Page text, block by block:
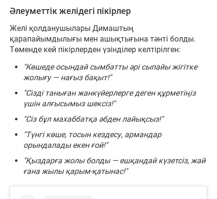
Әлеуметтік желідегі пікірлер
Желі қолданушылары Димаштың
қарапайымдылығы мен ашықтығына тәнті болды.
Төменде кей пікірлерден үзінділер келтірілген:
"Көшеде осындай сымбатты әрі сыпайы жігітке
жолығу — нағыз бақыт!"
"Сізді таныған жанкүйерлерге деген құрметіңіз
үшін алғысымыз шексіз!"
"Сіз бұл махаббатқа әбден лайықсыз!"
"Түнгі көше, тосын кездесу, армандар
орындалады екен ғой!"
"Қыздарға жолы болды — ешқандай күзетсіз, жай
ғана жылы қарым-қатынас!"